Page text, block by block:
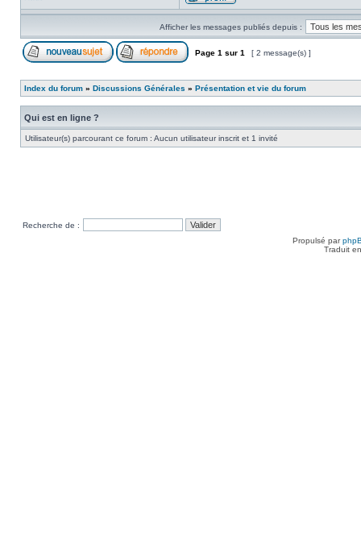
Afficher les messages publiés depuis :
Page 1 sur 1 [ 2 message(s) ]
Index du forum » Discussions Générales » Présentation et vie du forum
Qui est en ligne ?
Utilisateur(s) parcourant ce forum : Aucun utilisateur inscrit et 1 invité
Recherche de :
Propulsé par
Traduit